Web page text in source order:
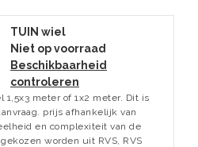
TUIN wiel
Niet op voorraad
Beschikbaarheid
controleren
1,5x3 meter of 1x2 meter. Dit is
prijs afhankelijk van
en complexiteit van de
worden uit RVS, RVS